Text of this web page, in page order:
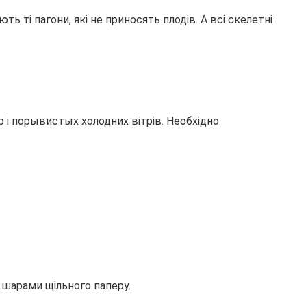
ті пагони, які не приносять плодів. А всі скелетні
порывистых холодних вітрів. Необхідно
щільного паперу.